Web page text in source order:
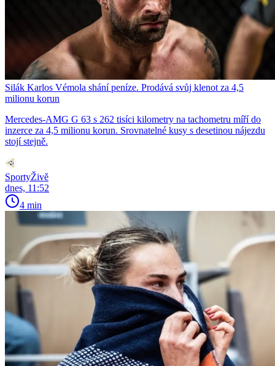
Silák Karlos Vémola shání peníze. Prodává svůj klenot za 4,5
milionu korun
Mercedes-AMG G 63 s 262 tisíci kilometry na tachometru míří do
inzerce za 4,5 milionu korun. Srovnatelné kusy s desetinou nájezdu
stojí stejně.
SportyŽivě
dnes, 11:52
4 min